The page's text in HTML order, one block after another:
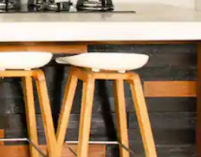
ali podrsljajem.